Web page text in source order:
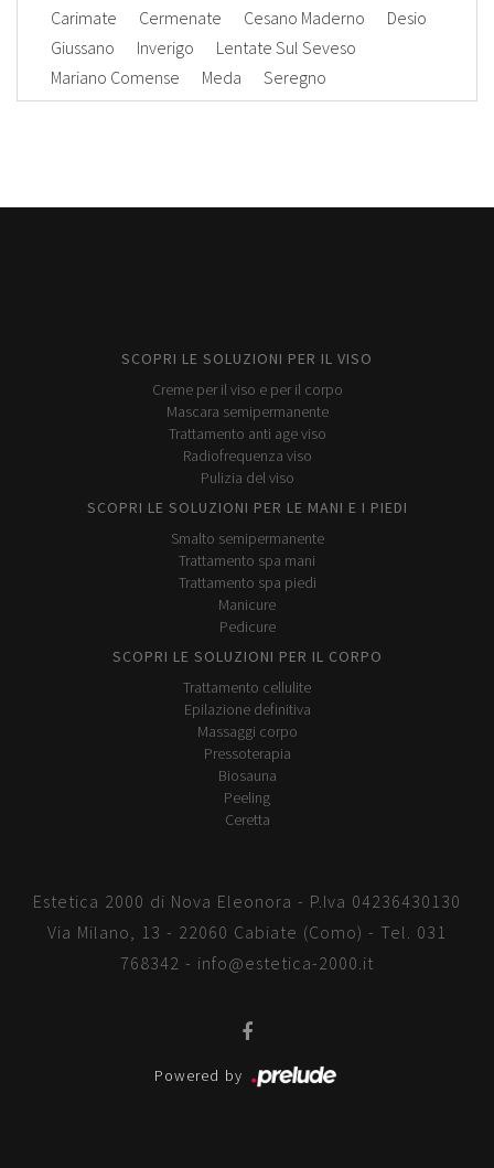
Carimate
Cermenate Cesano Maderno
Desio
Giussano
Inverigo
Lentate Sul Seveso
Mariano Comense
Meda Seregno
SCOPRI LE SOLUZIONI PER IL VISO
Creme per il viso e per il corpo
Mascara semipermanente
Trattamento anti age viso
Radiofrequenza viso
Pulizia del viso
SCOPRI LE SOLUZIONI PER LE MANI E I PIEDI
Smalto semipermanente
Trattamento spa mani
Trattamento spa piedi
Manicure
Pedicure
SCOPRI LE SOLUZIONI PER IL CORPO
Trattamento cellulite
Epilazione definitiva
Massaggi corpo
Pressoterapia
Biosauna
Peeling
Ceretta
Estetica 2000 di Nova Eleonora - P.Iva 04236430130
Via Milano, 13 - 22060 Cabiate (Como) - Tel. 031
768342 - info@estetica-2000.it
Powered by